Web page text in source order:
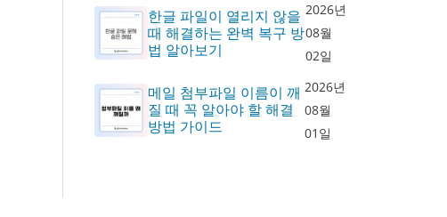
한글 파일이 열리지 않을
때 해결하는 완벽 복구 방
법 알아보기
2026년
08월
02일
메일 첨부파일 이름이 깨
질 때 꼭 알아야 할 해결
방법 가이드
2026년
08월
01일